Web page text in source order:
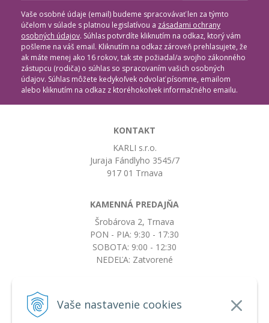
Vaše nastavenie cookies
Vaše osobné údaje (email) budeme spracovávať len za týmto
účelom v súlade s platnou legislatívou a zásadami ochrany
osobných údajov. Súhlas potvrdíte kliknutím na odkaz, ktorý vám
pošleme na váš email. Kliknutím na odkaz zároveň prehlasujete, že
ak máte menej ako 16 rokov, tak ste požiadal/a svojho zákonného
zástupcu (rodiča) o súhlas so spracovaním vašich osobných
údajov. Súhlas môžete kedykoľvek odvolať písomne, emailom
alebo kliknutím na odkaz z ktoréhokoľvek informačného emailu.
KONTAKT
KARLI s.r.o.
Juraja Fándlyho 3545/7
917 01 Trnava
KAMENNÁ PREDAJŇA
Šrobárova 2, Trnava
PON - PIA: 9:30 - 17:30
SOBOTA: 9:00 - 12:30
NEDEĽA: Zatvorené
objednavky@botkydorobotky.sk